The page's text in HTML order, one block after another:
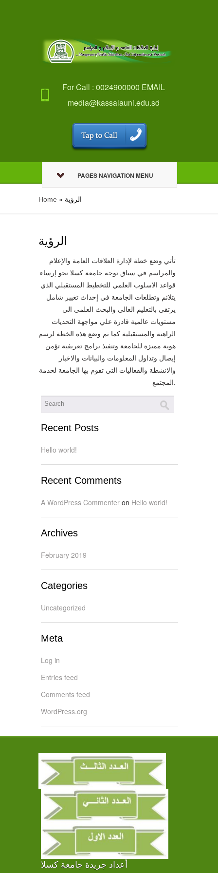
For Call : 0024900000 EMAIL
media@kassalauni.edu.sd
PAGES NAVIGATION MENU
Home » الرؤية
الرؤية
تأتي وضع خطة لإدارة العلاقات العامة والإعلام
والمراسم في سياق توجه جامعة كسلا نحو إرساء
قواعد الاسلوب العلمي للتخطيط المستقبلي الذي
يتلائم وتطلعات الجامعة في إحداث تغيير شامل
يرتقي بالتعليم العالي والبحث العلمي الي
مستويات عالمية قادرة علي مواجهة التحديات
الراهنة والمستقبلية كما تم وضع هذه الخطة لرسم
هوية مميزة للجامعة وتنفيذ برامج تعريفية تؤمن
إيصال وتداول المعلومات والبيانات والاخبار
والانشطة والفعاليات التي تقوم بها الجامعة لخدمة
المجتمع.
Recent Posts
Hello world!
Recent Comments
A WordPress Commenter on Hello world!
Archives
February 2019
Categories
Uncategorized
Meta
Log in
Entries feed
Comments feed
WordPress.org
أعداد جريدة جامعة كسلا